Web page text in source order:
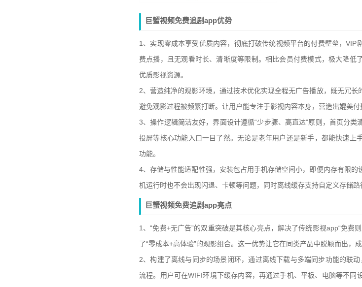
巨蟹视频免费追剧app优势
1、实现零成本享受优质内容，彻底打破传统视频平台的付费壁垒，VIP
费点播，且无观看时长、清晰度等限制。相比会员付费模式，极大降低
优质影视资源。
2、营造纯净的观影环境，通过技术优化实现全程无广告播放，既无冗长
避免观影过程被频繁打断。让用户能专注于影视内容本身，营造出媲美付
3、操作逻辑简洁友好，界面设计遵循“少步骤、高直达”原则，首页分类
投屏等核心功能入口一目了然。无论是老年用户还是新手，都能快速上
功能。
4、存储与性能适配性强，安装包占用手机存储空间小，即便内存有限
机运行时也不会出现闪退、卡顿等问题，同时离线缓存支持自定义存储路
巨蟹视频免费追剧app亮点
1、“免费+无广告”的双重突破是其核心亮点，解决了传统影视app“免费
了“零成本+高体验”的观影组合。这一优势让它在同类产品中脱颖而出，
2、构建了离线与同步的场景闭环，通过离线下载与多端同步功能的联
流程。用户可在WIFI环境下缓存内容，再通过手机、平板、电脑等不同